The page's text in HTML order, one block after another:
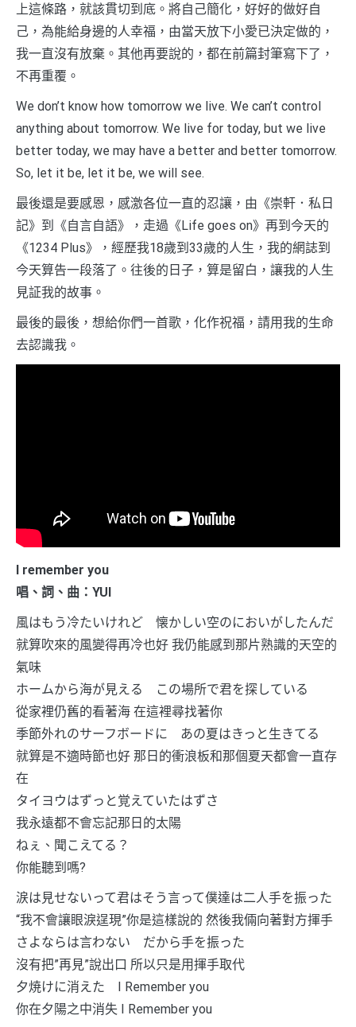
上這條路，就該貫切到底。將自己簡化，好好的做好自
己，為能給身邊的人幸福，由當天放下小愛已決定做的，
我一直沒有放棄。其他再要說的，都在前篇封筆寫下了，
不再重覆。
We don’t know how tomorrow we live. We can’t control
anything about tomorrow. We live for today, but we live
better today, we may have a better and better tomorrow.
So, let it be, let it be, we will see.
最後還是要感恩，感激各位一直的忍讓，由《崇軒．私日
記》到《自言自語》，走過《Life goes on》再到今天的
《1234 Plus》，經歷我18歲到33歲的人生，我的網誌到
今天算告一段落了。往後的日子，算是留白，讓我的人生
見証我的故事。
最後的最後，想給你們一首歌，化作祝福，請用我的生命
去認識我。
I remember you
唱、詞、曲：YUI
風はもう冷たいけれど 懐かしい空のにおいがしたんだ
就算吹來的風變得再冷也好 我仍能感到那片熟識的天空的
氣味
ホームから海が見える この場所で君を探している
從家裡仍舊的看著海 在這裡尋找著你
季節外れのサーフボードに あの夏はきっと生きてる
就算是不適時節也好 那日的衝浪板和那個夏天都會一直存
在
タイヨウはずっと覚えていたはずさ
我永遠都不會忘記那日的太陽
ねぇ、聞こえてる？
你能聽到嗎?
涙は見せないって君はそう言って僕達は二人手を振った
“我不會讓眼淚逞現”你是這樣說的 然後我倆向著對方揮手
さよならは言わない だから手を振った
沒有把”再見”說出口 所以只是用揮手取代
夕焼けに消えた I Remember you
你在夕陽之中消失 I Remember you